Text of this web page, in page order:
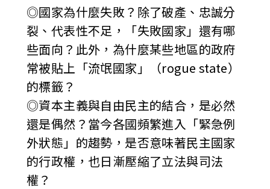
◎國家為什麼失敗？除了破產、忠誠分
裂、代表性不足，「失敗國家」還有哪
些面向？此外，為什麼某些地區的政府
常被貼上「流氓國家」（rogue state）
的標籤？
◎資本主義與自由民主的結合，是必然
還是偶然？當今各國頻繁進入「緊急例
外狀態」的趨勢，是否意味著民主國家
的行政權，也日漸壓縮了立法與司法
權？